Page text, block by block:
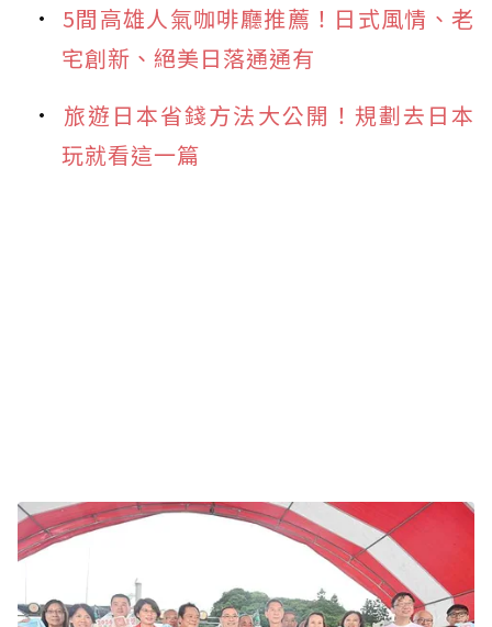
5間高雄人氣咖啡廳推薦！日式風情、老
宅創新、絕美日落通通有
旅遊日本省錢方法大公開！規劃去日本
玩就看這一篇